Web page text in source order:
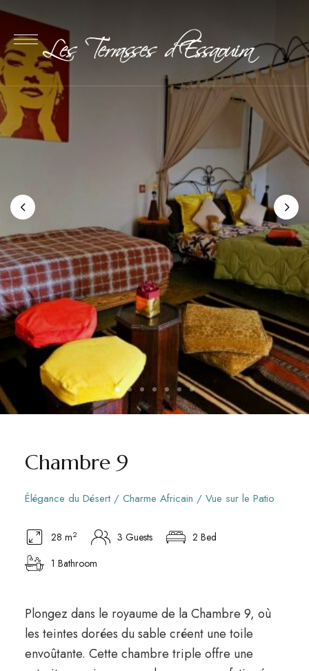
Chambre 9
Élégance du Désert / Charme Africain / Vue sur le Patio
28 m2 3 Guests
2 Bed
1 Bathroom
Plongez dans le royaume de la Chambre 9, où
les teintes dorées du sable créent une toile
envoûtante. Cette chambre triple offre une